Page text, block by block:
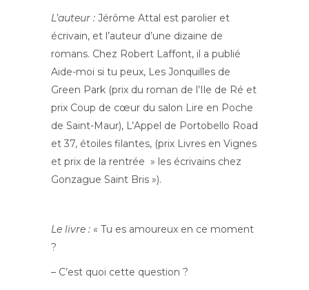
L’auteur : Jérôme Attal est parolier et
écrivain, et l’auteur d’une dizaine de
romans. Chez Robert Laffont, il a publié
Aide-moi si tu peux, Les Jonquilles de
Green Park (prix du roman de l’Ile de Ré et
prix Coup de cœur du salon Lire en Poche
de Saint-Maur), L’Appel de Portobello Road
et 37, étoiles filantes, (prix Livres en Vignes
et prix de la rentrée » les écrivains chez
Gonzague Saint Bris »).
Le livre : « Tu es amoureux en ce moment
?
– C’est quoi cette question ?